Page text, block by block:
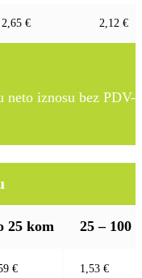
2,65 € 2,12 €
neto iznosu bez PDV-
25 kom 25 – 100
€ 1,53 €